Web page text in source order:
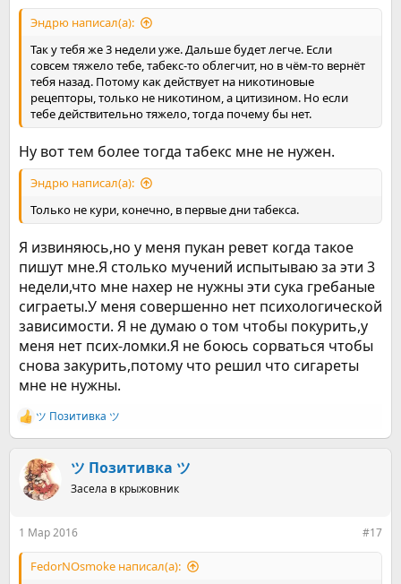
Эндрю написал(а):
Так у тебя же 3 недели уже. Дальше будет легче. Если
совсем тяжело тебе, табекс-то облегчит, но в чём-то вернёт
тебя назад. Потому как действует на никотиновые
рецепторы, только не никотином, а цитизином. Но если
тебе действительно тяжело, тогда почему бы нет.
Ну вот тем более тогда табекс мне не нужен.
Эндрю написал(а):
Только не кури, конечно, в первые дни табекса.
Я извиняюсь,но у меня пукан ревет когда такое
пишут мне.Я столько мучений испытываю за эти 3
недели,что мне нахер не нужны эти сука гребаные
сиграеты.У меня совершенно нет психологической
зависимости. Я не думаю о том чтобы покурить,у
меня нет псих-ломки.Я не боюсь сорваться чтобы
снова закурить,потому что решил что сигареты
мне не нужны.
Р
е
ц
и
ツ Позитивка ツ
ツ Позитивка ツ
Засела в крыжовник
1 Мар 2016 #17
FedorNOsmoke написал(а):